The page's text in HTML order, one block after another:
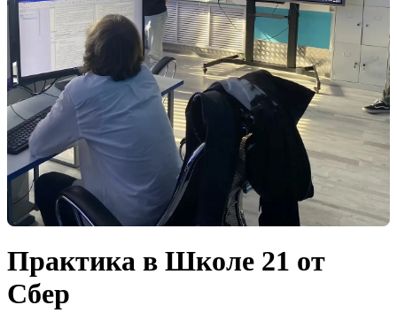
Практика в Школе 21 от
Сбер